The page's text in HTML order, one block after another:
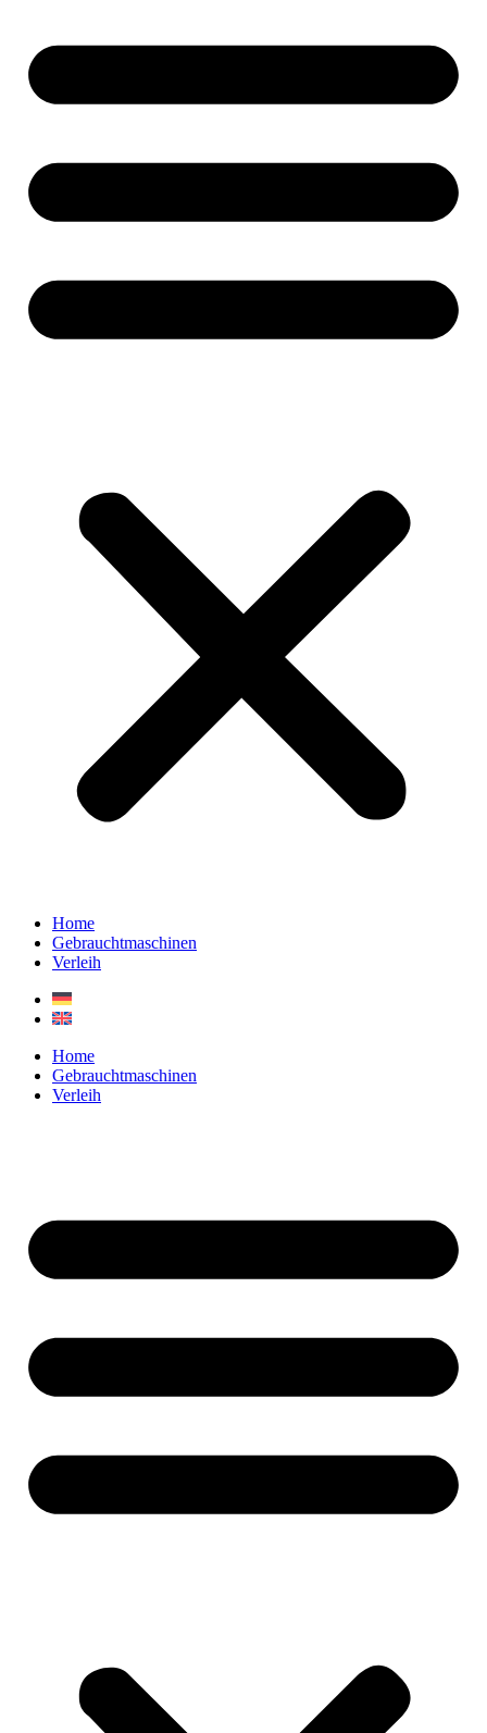
Home
Gebrauchtmaschinen
Verleih
Home
Gebrauchtmaschinen
Verleih